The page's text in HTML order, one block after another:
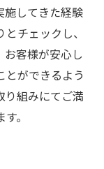
施してきた経験
チェックし、
客様が安心し
とができるよう
り組みにてご満
。